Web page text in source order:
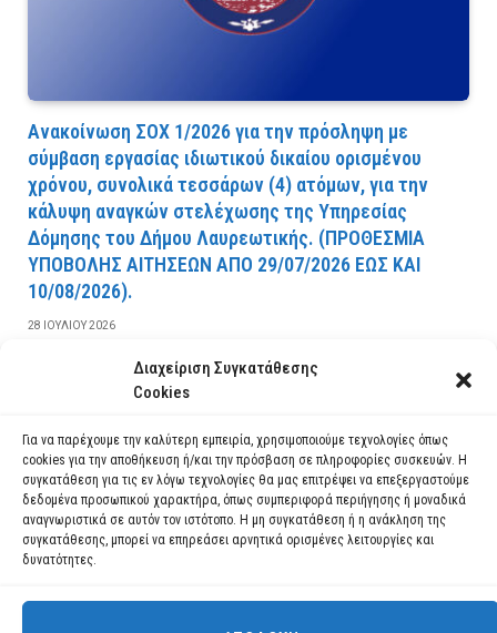
Διαχείριση Συγκατάθεσης
Cookies
Για να παρέχουμε την καλύτερη εμπειρία, χρησιμοποιούμε τεχνολογίες όπως
cookies για την αποθήκευση ή/και την πρόσβαση σε πληροφορίες συσκευών. Η
συγκατάθεση για τις εν λόγω τεχνολογίες θα μας επιτρέψει να επεξεργαστούμε
δεδομένα προσωπικού χαρακτήρα, όπως συμπεριφορά περιήγησης ή μοναδικά
αναγνωριστικά σε αυτόν τον ιστότοπο. Η μη συγκατάθεση ή η ανάκληση της
συγκατάθεσης, μπορεί να επηρεάσει αρνητικά ορισμένες λειτουργίες και
δυνατότητες.
Ανακοίνωση ΣΟΧ 1/2026 για την πρόσληψη με
σύμβαση εργασίας ιδιωτικού δικαίου ορισμένου
χρόνου, συνολικά τεσσάρων (4) ατόμων, για την
κάλυψη αναγκών στελέχωσης της Υπηρεσίας
Δόμησης του Δήμου Λαυρεωτικής. (ΠPOΘEΣMIA
YΠOBOΛHΣ AITHΣEΩN AΠO 29/07/2026 EΩΣ KAI
10/08/2026).
28 ΙΟΥΛΊΟΥ 2026
ΔΙΑΒΆΣΤΕ ΠΕΡΙΣΣΌΤΕΡΑ